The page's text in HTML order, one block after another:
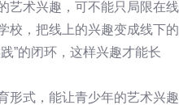
艺术兴趣，可不能只局限在线
校，把线上的兴趣变成线下的
”的闭环，这样兴趣才能长
形式，能让青少年的艺术兴趣